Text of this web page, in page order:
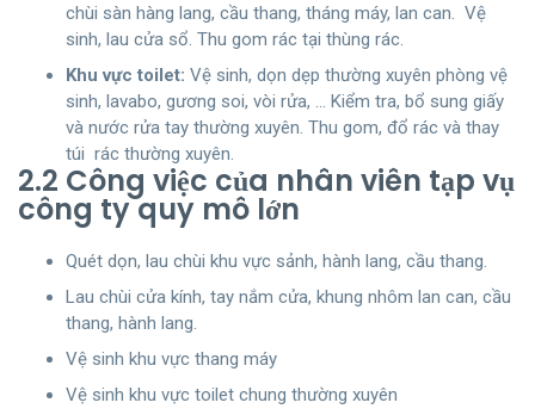
chùi sàn hàng lang, cầu thang, tháng máy, lan can. Vệ
sinh, lau cửa sổ. Thu gom rác tại thùng rác.
Khu vực toilet: Vệ sinh, dọn dẹp thường xuyên phòng vệ
sinh, lavabo, gương soi, vòi rửa, … Kiểm tra, bổ sung giấy
và nước rửa tay thường xuyên. Thu gom, đổ rác và thay
túi rác thường xuyên.
2.2 Công việc của nhân viên tạp vụ
công ty quy mô lớn
Quét dọn, lau chùi khu vực sảnh, hành lang, cầu thang.
Lau chùi cửa kính, tay nắm cửa, khung nhôm lan can, cầu
thang, hành lang.
Vệ sinh khu vực thang máy
Vệ sinh khu vực toilet chung thường xuyên